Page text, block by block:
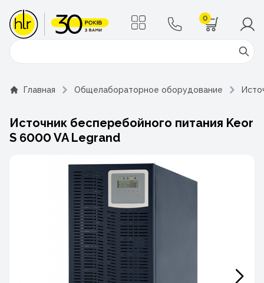
0
Поиск
Главная Общелабораторное оборудование
Источник бесперебойного питания Keor
S 6000 VA Legrand